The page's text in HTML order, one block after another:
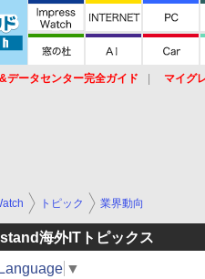
データセンター完全ガイド マイグ
トピック 業界動向
海外ITトピックス
▼